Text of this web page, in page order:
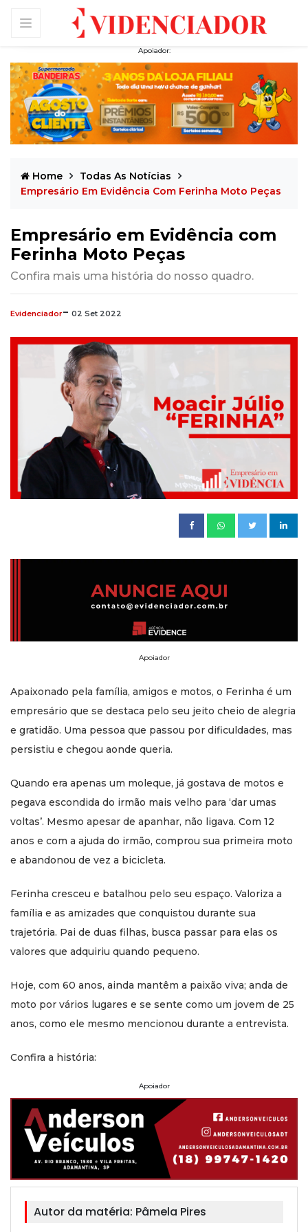
Apoiador:
Home
Todas As Notícias
Empresário Em Evidência Com Ferinha Moto Peças
Empresário em Evidência com
Ferinha Moto Peças
Confira mais uma história do nosso quadro.
Evidenciador- 02 Set 2022
Apoiador
Apaixonado pela família, amigos e motos, o Ferinha é um
empresário que se destaca pelo seu jeito cheio de alegria
e gratidão. Uma pessoa que passou por dificuldades, mas
persistiu e chegou aonde queria.
Quando era apenas um moleque, já gostava de motos e
pegava escondida do irmão mais velho para ‘dar umas
voltas’. Mesmo apesar de apanhar, não ligava. Com 12
anos e com a ajuda do irmão, comprou sua primeira moto
e abandonou de vez a bicicleta.
Ferinha cresceu e batalhou pelo seu espaço. Valoriza a
família e as amizades que conquistou durante sua
trajetória. Pai de duas filhas, busca passar para elas os
valores que adquiriu quando pequeno.
Hoje, com 60 anos, ainda mantêm a paixão viva; anda de
moto por vários lugares e se sente como um jovem de 25
anos, como ele mesmo mencionou durante a entrevista.
Confira a história:
Apoiador
Autor da matéria: Pâmela Pires